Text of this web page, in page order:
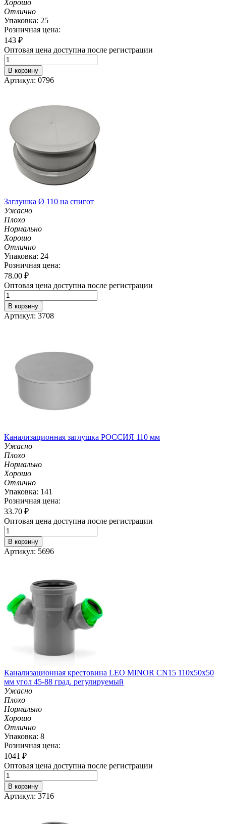
Хорошо
Отлично
Упаковка: 25
Розничная цена:
143 ₽
Оптовая цена доступна после регистрации
В корзину
Артикул: 0796
Заглушка Ø 110 на спигот
Ужасно
Плохо
Нормально
Хорошо
Отлично
Упаковка: 24
Розничная цена:
78.00 ₽
Оптовая цена доступна после регистрации
В корзину
Артикул: 3708
Канализационная заглушка РОССИЯ 110 мм
Ужасно
Плохо
Нормально
Хорошо
Отлично
Упаковка: 141
Розничная цена:
33.70 ₽
Оптовая цена доступна после регистрации
В корзину
Артикул: 5696
Канализационная крестовина LEO MINOR CN15 110х50х50
мм угол 45-88 град. регулируемый
Ужасно
Плохо
Нормально
Хорошо
Отлично
Упаковка: 8
Розничная цена:
1041 ₽
Оптовая цена доступна после регистрации
В корзину
Артикул: 3716